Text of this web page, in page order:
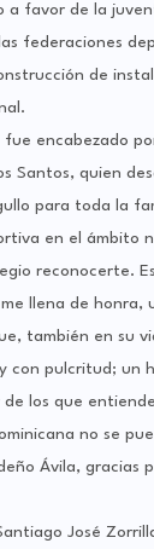
a favor de la
federaciones
de
encabezado
Santos, quien
para toda la
en el ámbito
reconocerte.
llena de honra,
también en su
con pulcritud; un
los que
no se
Ávila, gracias
José